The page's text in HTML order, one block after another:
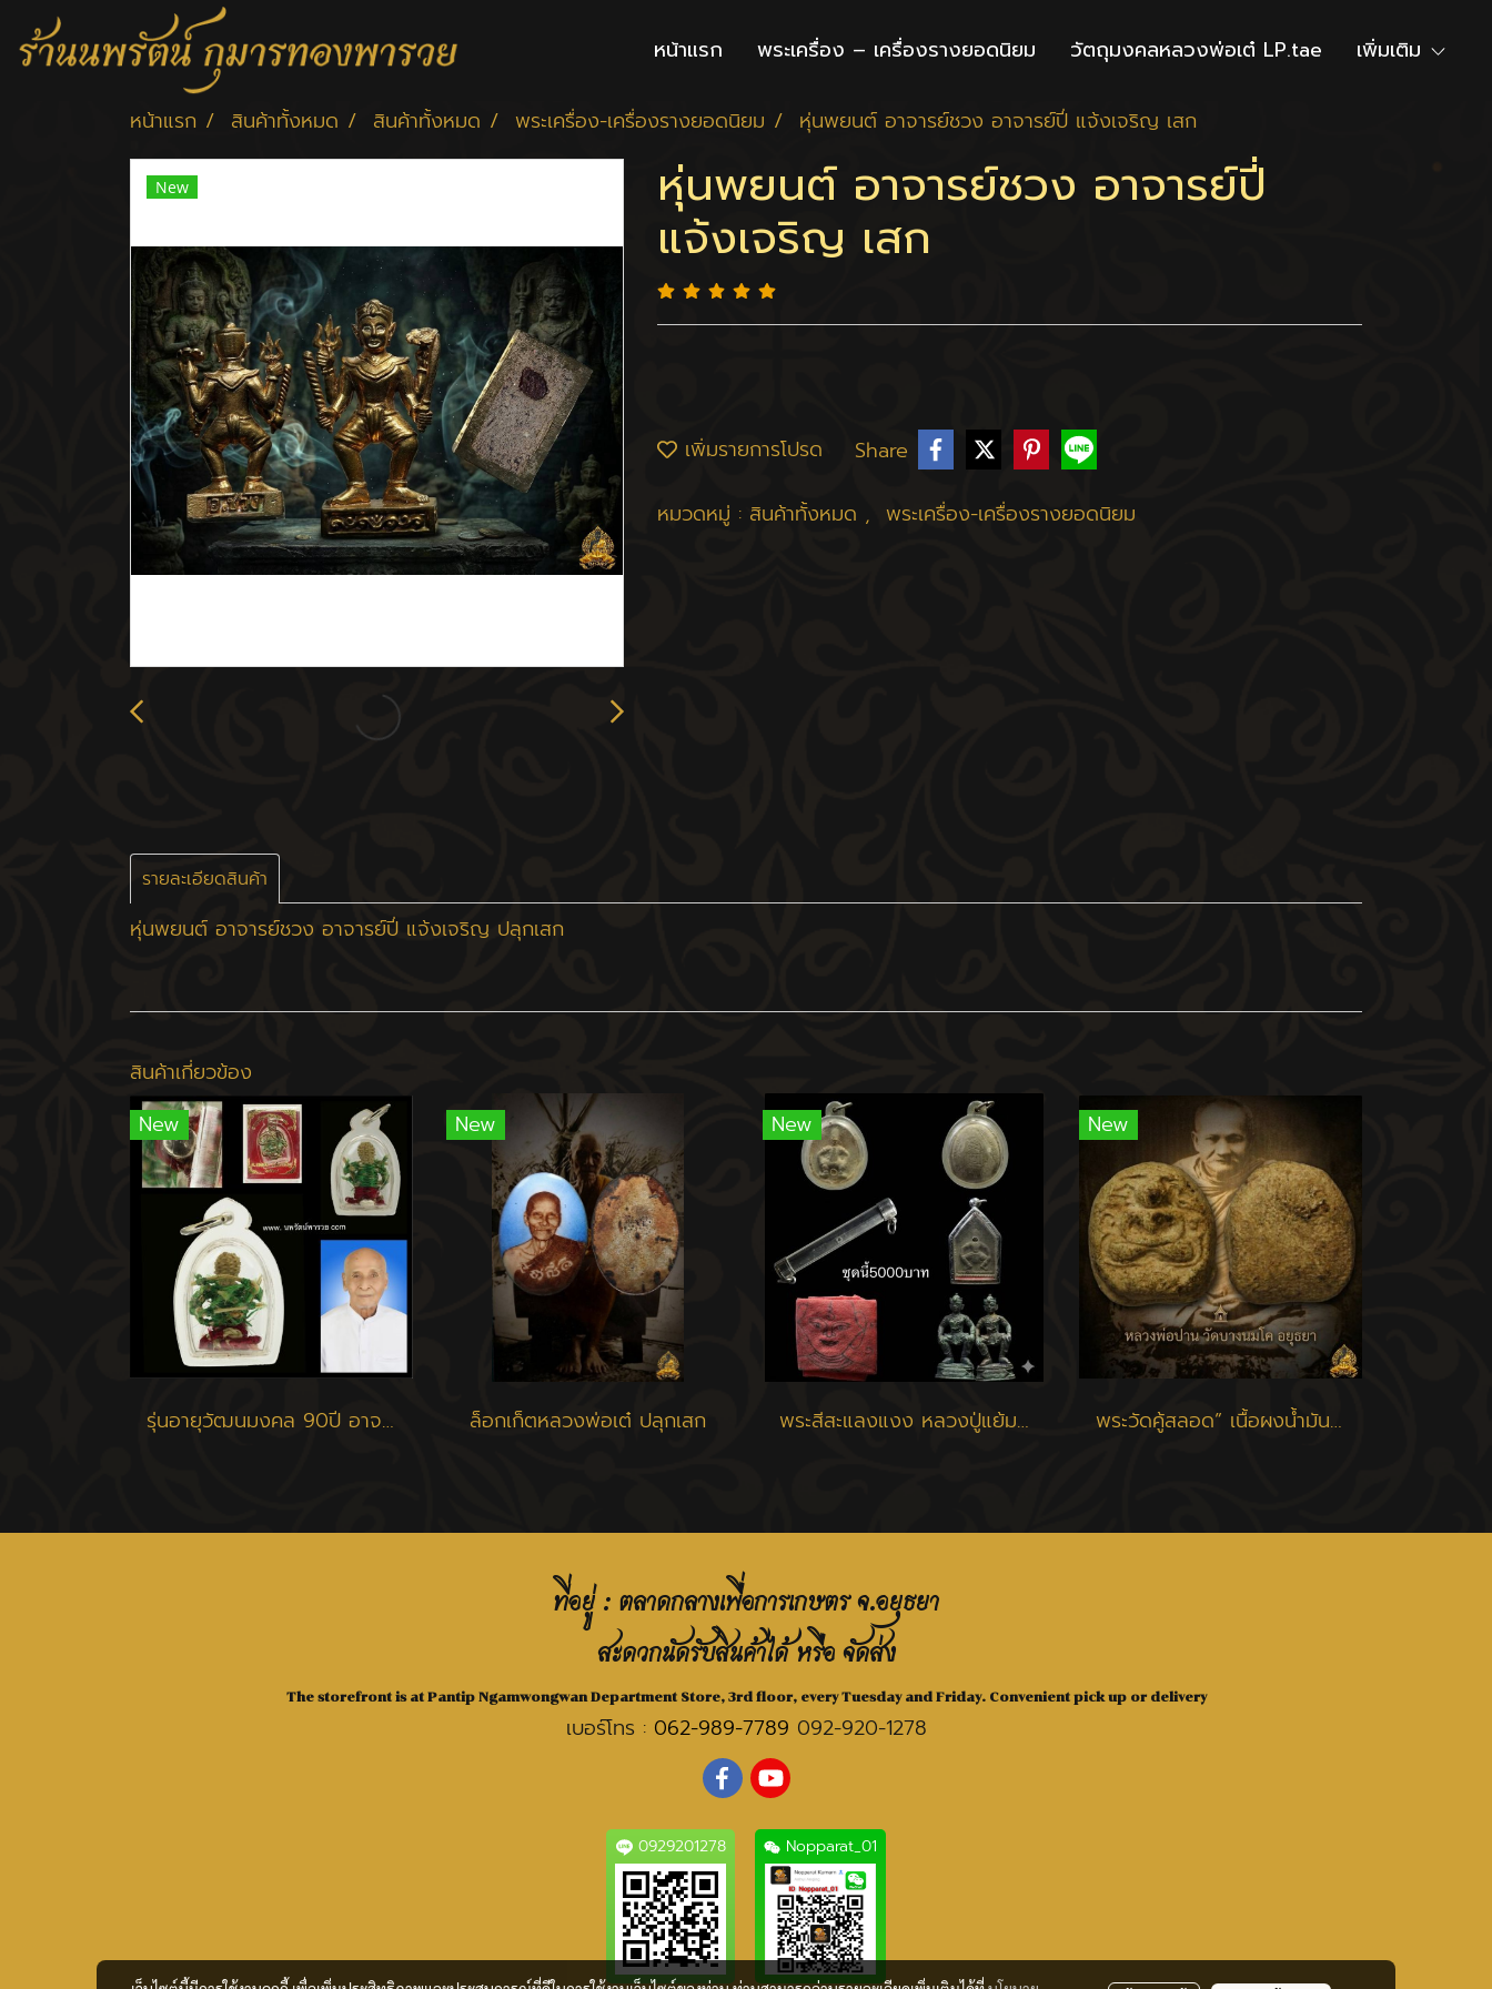
หน้าแรก พระเครื่อง – เครื่องรางยอดนิยม วัตถุมงคลหลวงพ่อเต๋ LP.tae เพิ่มเติม
หน้าแรก สินค้าทั้งหมด สินค้าทั้งหมด พระเครื่อง-เครื่องรางยอดนิยม หุ่นพยนต์ อาจารย์ชวง อาจารย์ปี่ แจ้งเจริญ เสก
New หุ่นพยนต์ อาจารย์ชวง อาจารย์ปี่
แจ้งเจริญ เสก
เพิ่มรายการโปรด Share
หมวดหมู่ : สินค้าทั้งหมด , พระเครื่อง-เครื่องรางยอดนิยม
รายละเอียดสินค้า
หุ่นพยนต์ อาจารย์ชวง อาจารย์ปี่ แจ้งเจริญ ปลุกเสก
สินค้าเกี่ยวข้อง
New
รุ่นอายุวัฒนมงคล 90ปี อาจารย์แหล่ม แจ้งเจริญ
New
ล็อกเก็ตหลวงพ่อเต๋ ปลุกเสก
New
พระสีสะแลงแงง หลวงปู่แย้ม วัดสามง่าม
New
พระวัดคู้สลอด” เนื้อผงน้ำมัน หลวงพ่อปาน วัดบางนมโค ปลุกเสก
ที่อยู่ : ตลาดกลางเพื่อการเกษตร จ.อยุธยา
สะดวกนัดรับสินค้าได้ หรือ จัดส่ง
The storefront is at Pantip Ngamwongwan Department Store, 3rd floor, every Tuesday and Friday. Convenient pick up or delivery
เบอร์โทร : 062-989-7789 092-920-1278
0929201278 Nopparat_01